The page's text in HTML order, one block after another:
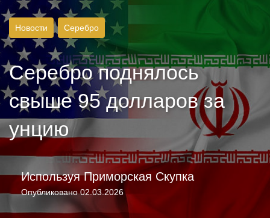
Новости Серебро
Серебро поднялось
свыше 95 долларов за
унцию
ИспользуяПриморская Скупка
Опубликовано02.03.2026